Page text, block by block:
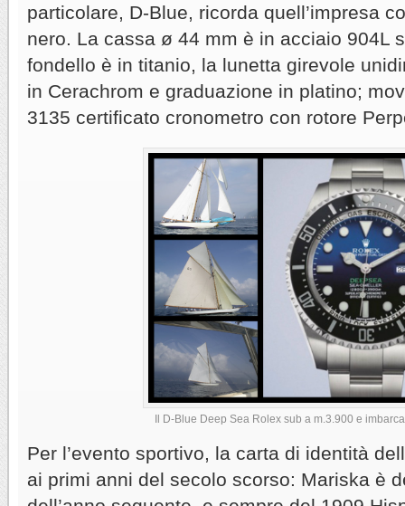
particolare, D-Blue, ricorda quell’impresa
nero. La cassa ø 44 mm è in acciaio 904L
fondello è in titanio, la lunetta girevole
in Cerachrom e graduazione in platino;
3135 certificato cronometro con rotore
Il D-Blue Deep Sea Rolex sub a m.3.900 e
Per l’evento sportivo, la carta di identità
ai primi anni del secolo scorso: Mariska è